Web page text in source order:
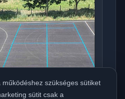
szükséges sütiket
sütit csak a